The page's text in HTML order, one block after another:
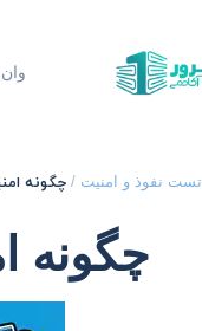
تست نفوذ و امنیت / چگونه
چگونه